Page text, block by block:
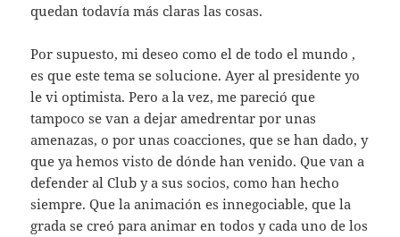
quedan todavía más claras las cosas.
Por supuesto, mi deseo como el de todo el mundo ,
es que este tema se solucione. Ayer al presidente yo
le vi optimista. Pero a la vez, me pareció que
tampoco se van a dejar amedrentar por unas
amenazas, o por unas coacciones, que se han dado, y
que ya hemos visto de dónde han venido. Que van a
defender al Club y a sus socios, como han hecho
siempre. Que la animación es innegociable, que la
grada se creó para animar en todos y cada uno de los